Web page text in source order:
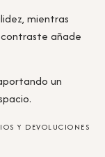
mientras
añade
un
Y DEVOLUCIONES